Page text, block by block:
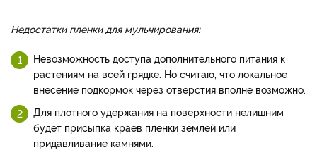
Недостатки пленки для мульчирования:
Невозможность доступа дополнительного питания к
растениям на всей грядке. Но считаю, что локальное
внесение подкормок через отверстия вполне возможно.
Для плотного удержания на поверхности нелишним
будет присыпка краев пленки землей или
придавливание камнями.